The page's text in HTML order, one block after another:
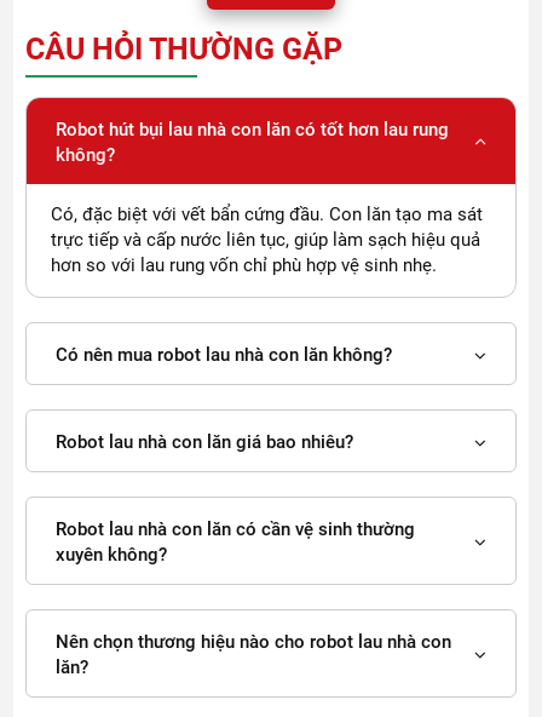
Có nên mua robot lau nhà con lăn không
Không phải ai cũng cần đến công nghệ con lăn, nhưng với
những nhu cầu làm sạch cao, đây là lựa chọn rất đáng cân
nhắc.
Gia đình nào nên chọn robot lau nhà con lăn
Bạn nên cân nhắc dòng này nếu:
Có thú cưng → nhiều vết bẩn và dấu chân
Muốn giảm tối đa việc lau nhà thủ công
Đây là nhóm người dùng sẽ thấy rõ giá trị của công nghệ này.
Trường hợp không cần thiết phải dùng dòng con
Trong một số trường hợp, bạn có thể không cần:
CÂU HỎI THƯỜNG GẶP
Robot hút bụi lau nhà con lăn có tốt hơn lau rung
không?
Có, đặc biệt với vết bẩn cứng đầu. Con lăn tạo ma sát
trực tiếp và cấp nước liên tục, giúp làm sạch hiệu quả
hơn so với lau rung vốn chỉ phù hợp vệ sinh nhẹ.
Có nên mua robot lau nhà con lăn không?
Robot lau nhà con lăn giá bao nhiêu?
Robot lau nhà con lăn có cần vệ sinh thường
xuyên không?
Nên chọn thương hiệu nào cho robot lau nhà con
lăn?